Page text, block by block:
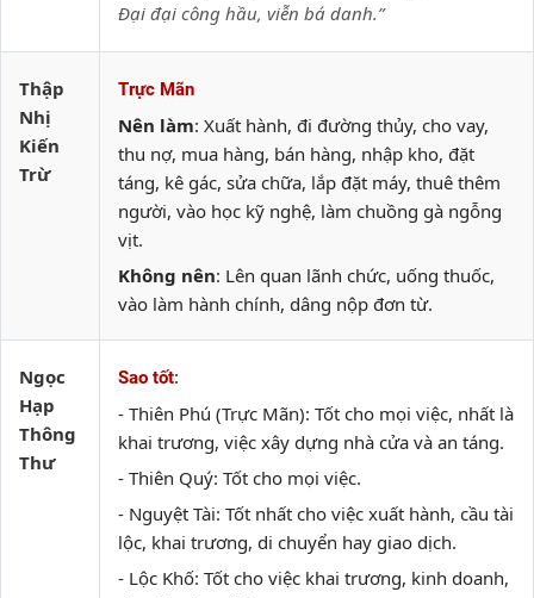
Đại đại công hầu, viễn bá danh.”
Thập
Nhị
Kiến
Trừ
Trực Mãn
Nên làm: Xuất hành, đi đường thủy, cho vay,
thu nợ, mua hàng, bán hàng, nhập kho, đặt
táng, kê gác, sửa chữa, lắp đặt máy, thuê thêm
người, vào học kỹ nghệ, làm chuồng gà ngỗng
vịt.
Không nên: Lên quan lãnh chức, uống thuốc,
vào làm hành chính, dâng nộp đơn từ.
Ngọc
Hạp
Thông
Thư
Sao tốt:
- Thiên Phú (Trực Mãn): Tốt cho mọi việc, nhất là
khai trương, việc xây dựng nhà cửa và an táng.
- Thiên Quý: Tốt cho mọi việc.
- Nguyệt Tài: Tốt nhất cho việc xuất hành, cầu tài
lộc, khai trương, di chuyển hay giao dịch.
- Lộc Khố: Tốt cho việc khai trương, kinh doanh,